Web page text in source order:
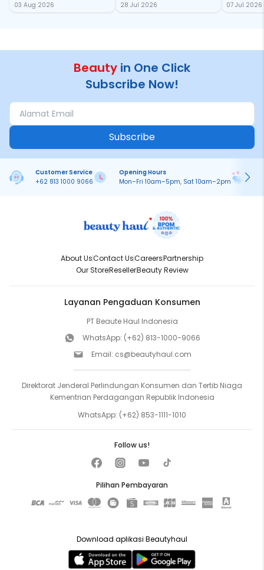
dengan SPF, Mana yang
03 Aug 2026
dari Karakter Mitologi
28 Jul 2026
tahan
07 Jul 2026
Beauty in One Click
Subscribe Now!
Subscribe
Customer Service
+62 813 1000 9066
Opening Hours
Mon–Fri 10am–5pm, Sat 10am–2pm
About UsContact UsCareersPartnership
Our StoreResellerBeauty Review
Layanan Pengaduan Konsumen
PT Beaute Haul Indonesia
WhatsApp: (+62) 813-1000-9066
Email: cs@beautyhaul.com
Direktorat Jenderal Perlindungan Konsumen dan Tertib Niaga
Kementrian Perdagangan Republik Indonesia
WhatsApp: (+62) 853-1111-1010
Pilihan Pembayaran
Follow us!
Download aplikasi Beautyhaul